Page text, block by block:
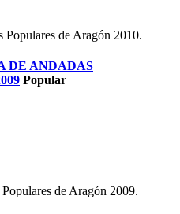
Populares de Aragón 2010.
DE ANDADAS
Popular
de Aragón 2009.